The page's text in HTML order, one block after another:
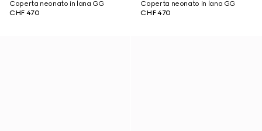
Coperta neonato in lana GG
CHF 470
Coperta neonato in lana GG
CHF 470